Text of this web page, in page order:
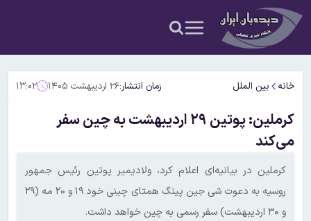
خانه بین الملل زمان انتشار:۲۶ اردیبهشت ۱۴۰۵ ۱۳:۰۲
کرملین: پوتین ۲۹ اردیبهشت به چین سفر
می‌کند
کرملین در بیانیه‌‎‌ای اعلام کرد، ولادیمیر پوتین رئیس‎ جمهور
روسیه به دعوت شی جین پینگ همتای چینی خود ۱۹ و ۲۰ مه (۲۹
و ۳۰ اردیبهشت) سفر رسمی به چین خواهد داشت.